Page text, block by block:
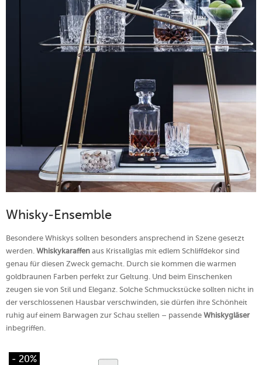
Whisky-Ensemble
Besondere Whiskys sollten besonders ansprechend in Szene gesetzt
werden. Whiskykaraffen aus Kristallglas mit edlem Schliffdekor sind
genau für diesen Zweck gemacht. Durch sie kommen die warmen
goldbraunen Farben perfekt zur Geltung. Und beim Einschenken
zeugen sie von Stil und Eleganz. Solche Schmuckstücke sollten nicht in
der verschlossenen Hausbar verschwinden, sie dürfen ihre Schönheit
ruhig auf einem Barwagen zur Schau stellen – passende Whiskygläser
inbegriffen.
- 20%